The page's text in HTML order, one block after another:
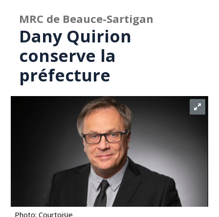
MRC de Beauce-Sartigan
Dany Quirion
conserve la
préfecture
Photo: Courtoisie